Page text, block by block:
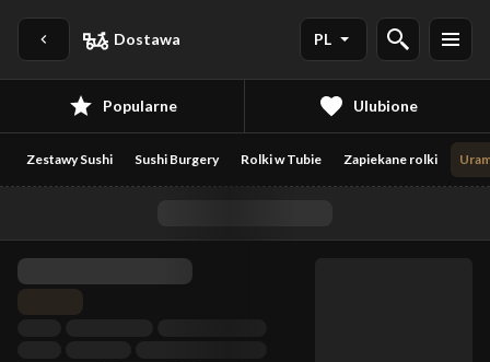
Dostawa PL
Popularne Ulubione
Zestawy Sushi Sushi Burgery Rolki w Tubie Zapiekane rolki